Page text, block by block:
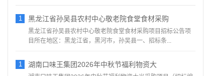
1 黑龙江省孙吴县农村中心敬老院食堂食材采购
黑龙江省孙吴县农村中心敬老院食堂食材采购项目招标公告项
目所在地区：黑龙江省，黑河市，孙吴县一、招标条...
1 湖南口味王集团2026年中秋节福利物资大